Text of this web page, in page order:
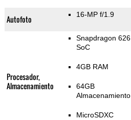
Autofoto 16-MP f/1.9
Procesador,
Almacenamiento
Snapdragon 626
SoC
4GB RAM
64GB
Almacenamiento
MicroSDXC